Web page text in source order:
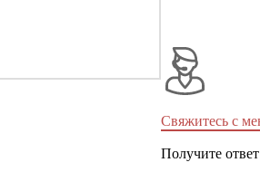
Свяжитесь с
Получите